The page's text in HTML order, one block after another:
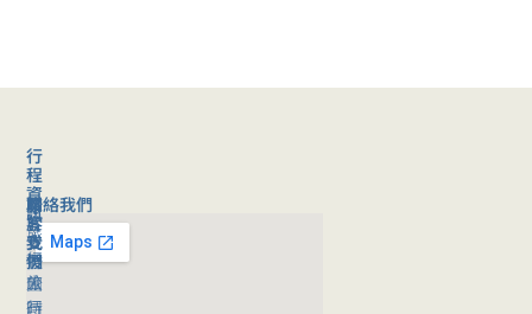
聯絡我們
行
程
資
訊
旅
行
團
時
旅
客
支
援
旅
行
關
於
我
們
公
司